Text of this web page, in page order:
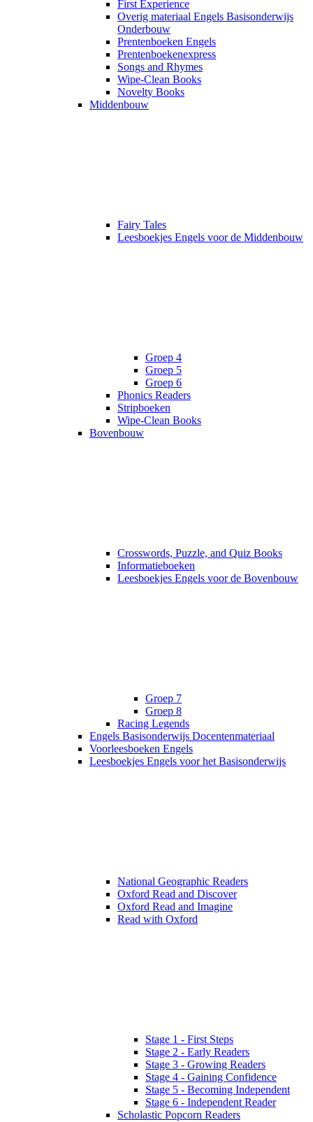
First Experience
Overig materiaal Engels Basisonderwijs
Onderbouw
Prentenboeken Engels
Prentenboekenexpress
Songs and Rhymes
Wipe-Clean Books
Novelty Books
Middenbouw
Fairy Tales
Leesboekjes Engels voor de Middenbouw
Groep 4
Groep 5
Groep 6
Phonics Readers
Stripboeken
Wipe-Clean Books
Bovenbouw
Crosswords, Puzzle, and Quiz Books
Informatieboeken
Leesboekjes Engels voor de Bovenbouw
Groep 7
Groep 8
Racing Legends
Engels Basisonderwijs Docentenmateriaal
Voorleesboeken Engels
Leesboekjes Engels voor het Basisonderwijs
National Geographic Readers
Oxford Read and Discover
Oxford Read and Imagine
Read with Oxford
Stage 1 - First Steps
Stage 2 - Early Readers
Stage 3 - Growing Readers
Stage 4 - Gaining Confidence
Stage 5 - Becoming Independent
Stage 6 - Independent Reader
Scholastic Popcorn Readers